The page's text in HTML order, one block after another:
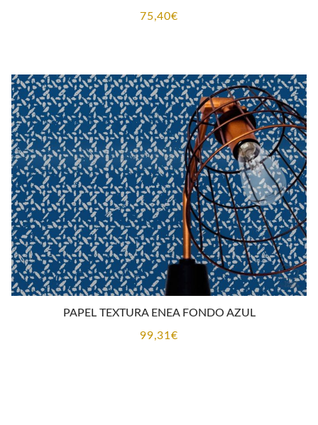
75,40€
PAPEL TEXTURA ENEA FONDO AZUL
99,31€